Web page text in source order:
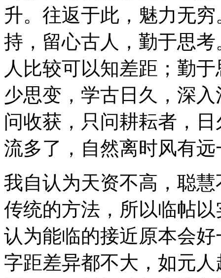
升。往返于此，魅力无
持，留心古人，勤于思
人比较可以知差距；勤
少思变，学古日久，深
问收获，只问耕耘者，
流多了，自然离时风有远
我自认为天资不高，聪
传统的方法，所以临帖
认为能临的接近原本会
字距差异都不大，如元